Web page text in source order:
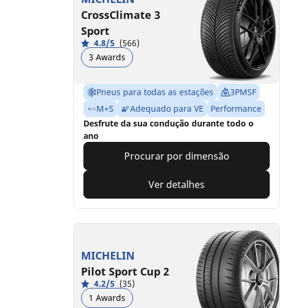
CrossClimate 3
Sport
4.8/5 (566)
3 Awards
Pneus para todas as estações
3PMSF
M+S
Adequado para VE
Performance
Desfrute da sua condução durante todo o
ano
Procurar por dimensão
Ver detalhes
MICHELIN
Pilot Sport Cup 2
4.2/5 (35)
1 Awards